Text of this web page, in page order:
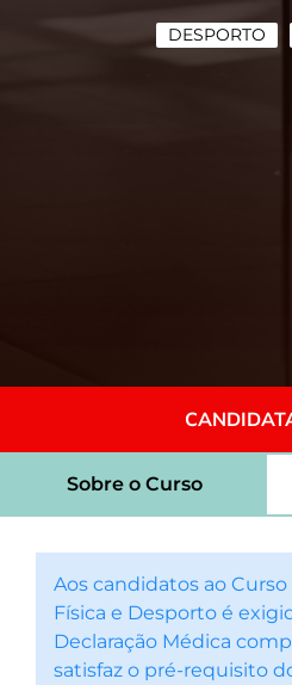
DESPORTO
Sobre o Curso
Aos candidatos ao
Física e Desporto é
Declaração Médica
satisfaz o pré-requisito